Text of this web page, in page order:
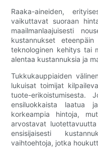
Raaka-aineiden,
vaikuttavat suoraan
maailmanlaajuisesti
kustannukset
teknologinen kehitys tai
alentaa kustannuksia ja
Tukkukauppiaiden
lukuisat toimijat
tuote-erikoistumisesta.
ensiluokkaista laatua
korkeampia hintoja,
arvostavat
ensisijaisesti
vaihtoehtoja, jotka